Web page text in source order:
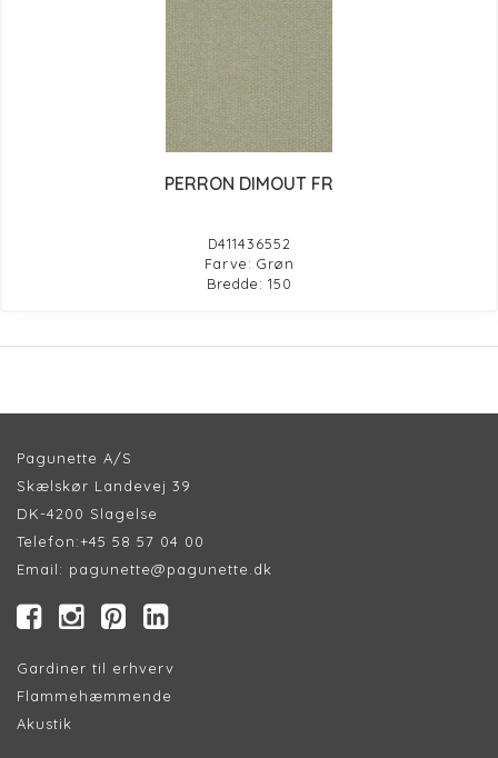
PERRON DIMOUT FR
D411436552
Farve: Grøn
Bredde: 150
Pagunette A/S
Skælskør Landevej 39
DK-4200 Slagelse
Telefon:+45 58 57 04 00
Email: pagunette@pagunette.dk
Gardiner til erhverv
Flammehæmmende
Akustik